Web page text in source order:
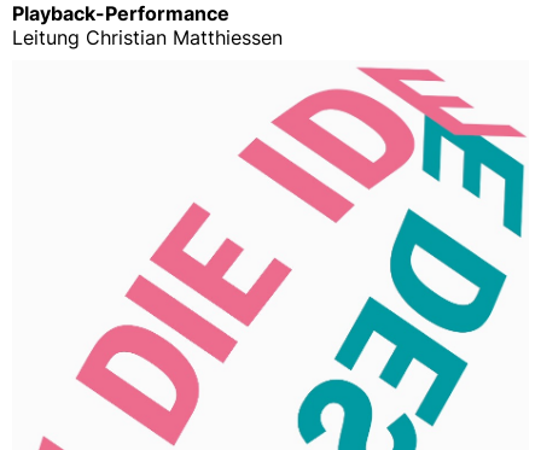
Playback-Performance
Leitung Christian Matthiessen